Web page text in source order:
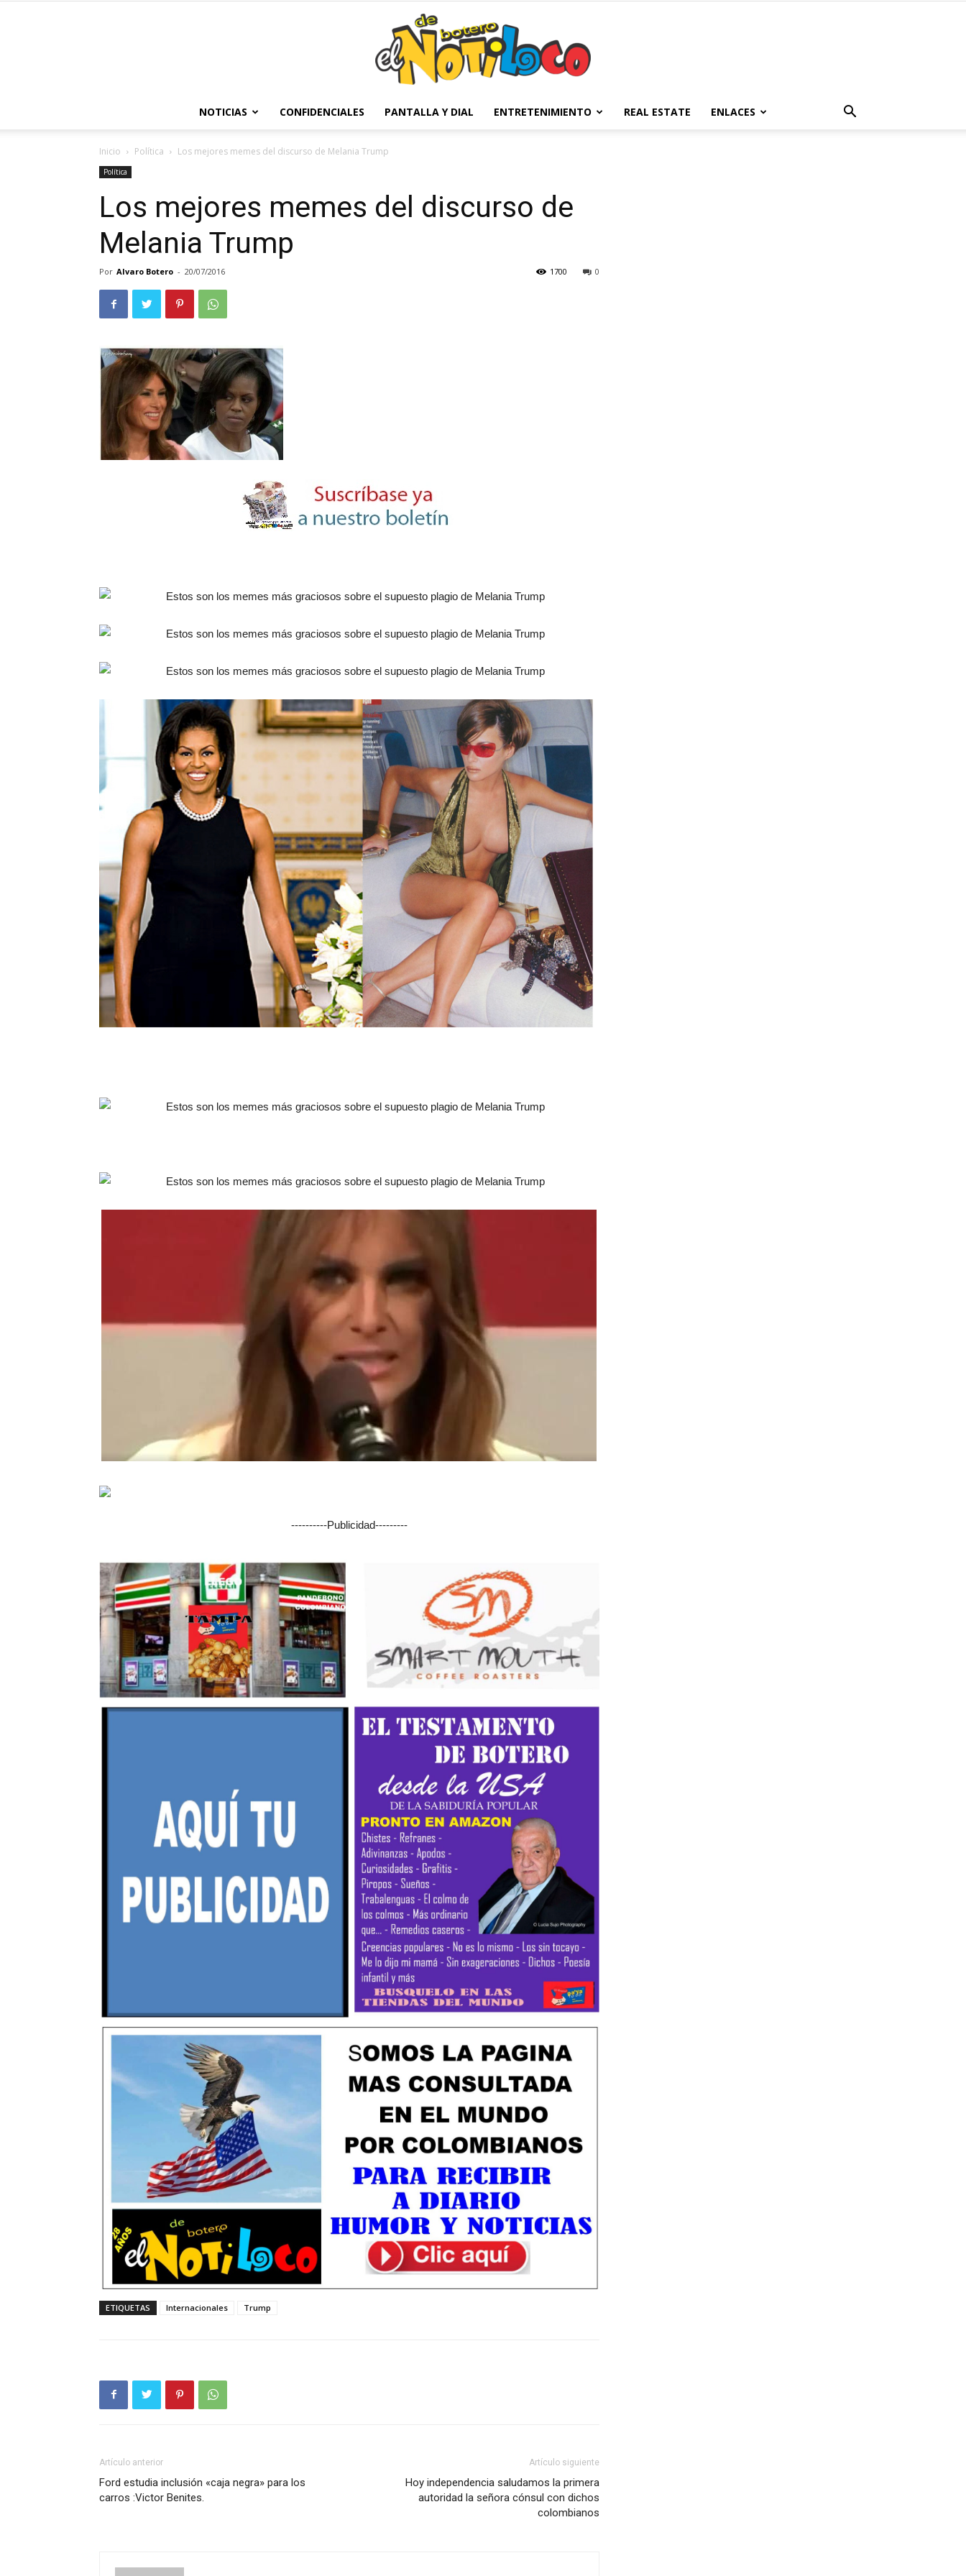
NOTICIAS CONFIDENCIALES PANTALLA Y DIAL ENTRETENIMIENTO REAL ESTATE ENLACES
Inicio Política Los mejores memes del discurso de Melania Trump
Política
Los mejores memes del discurso de
Melania Trump
Por Alvaro Botero - 20/07/2016 0
1700
----------Publicidad---------
ETIQUETAS Internacionales Trump
Artículo anterior
Ford estudia inclusión «caja negra» para los
carros :Victor Benites.
Artículo siguiente
Hoy independencia saludamos la primera
autoridad la señora cónsul con dichos
colombianos